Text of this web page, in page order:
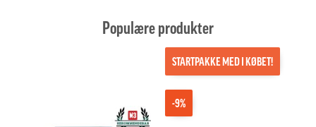
Populære produkter
-9%
STARTPAKKE MED I KØBET!